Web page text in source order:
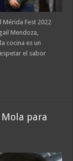
Mérida Fest 2022
Mendoza,
cocina es un
el sabor
para